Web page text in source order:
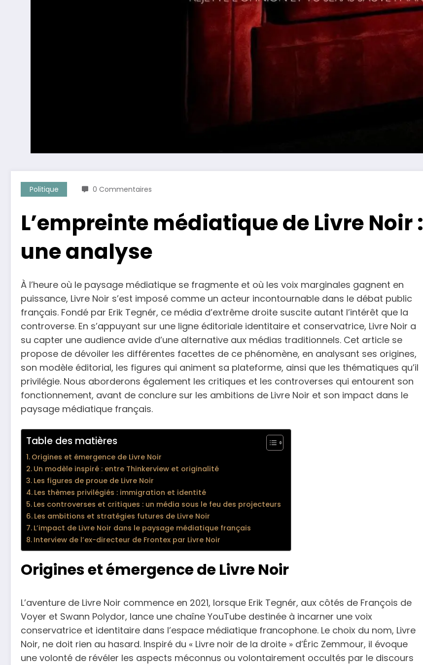
Politique 0 Commentaires
L’empreinte médiatique de Livre Noir :
une analyse
À l’heure où le paysage médiatique se fragmente et où les voix marginales gagnent en
puissance, Livre Noir s’est imposé comme un acteur incontournable dans le débat public
français. Fondé par Erik Tegnér, ce média d’extrême droite suscite autant l’intérêt que la
controverse. En s’appuyant sur une ligne éditoriale identitaire et conservatrice, Livre Noir a
su capter une audience avide d’une alternative aux médias traditionnels. Cet article se
propose de dévoiler les différentes facettes de ce phénomène, en analysant ses origines,
son modèle éditorial, les figures qui animent sa plateforme, ainsi que les thématiques qu’il
privilégie. Nous aborderons également les critiques et les controverses qui entourent son
fonctionnement, avant de conclure sur les ambitions de Livre Noir et son impact dans le
paysage médiatique français.
Table des matières
Origines et émergence de Livre Noir
Un modèle inspiré : entre Thinkerview et originalité
Les figures de proue de Livre Noir
Les thèmes privilégiés : immigration et identité
Les controverses et critiques : un média sous le feu des projecteurs
Les ambitions et stratégies futures de Livre Noir
L’impact de Livre Noir dans le paysage médiatique français
Interview de l’ex-directeur de Frontex par Livre Noir
Origines et émergence de Livre Noir
L’aventure de Livre Noir commence en 2021, lorsque Erik Tegnér, aux côtés de François de
Voyer et Swann Polydor, lance une chaîne YouTube destinée à incarner une voix
conservatrice et identitaire dans l’espace médiatique francophone. Le choix du nom, Livre
Noir, ne doit rien au hasard. Inspiré du « Livre noir de la droite » d’Éric Zemmour, il évoque
une volonté de révéler les aspects méconnus ou volontairement occultés par le discours